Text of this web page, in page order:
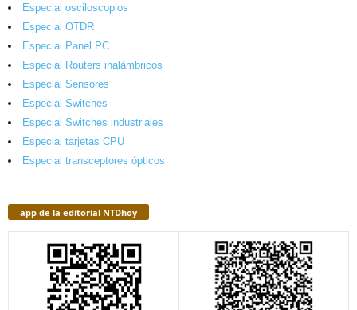
Especial osciloscopios
Especial OTDR
Especial Panel PC
Especial Routers inalámbricos
Especial Sensores
Especial Switches
Especial Switches industriales
Especial tarjetas CPU
Especial transceptores ópticos
app de la editorial NTDhoy